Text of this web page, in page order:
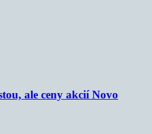
ale ceny akcií Novo